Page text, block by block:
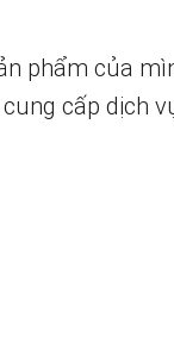
phẩm của
cấp dịch